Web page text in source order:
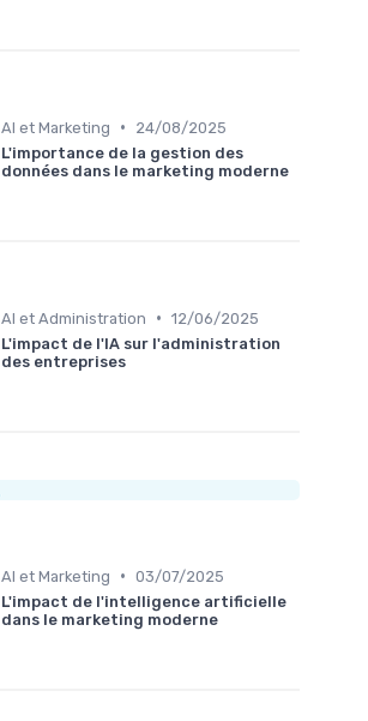
AI et Marketing •
24/08/2025
L'importance de la gestion des
données dans le marketing moderne
AI et Administration • 12/06/2025
L'impact de l'IA sur l'administration
des entreprises
AI et Marketing • 03/07/2025
L'impact de l'intelligence artificielle
dans le marketing moderne